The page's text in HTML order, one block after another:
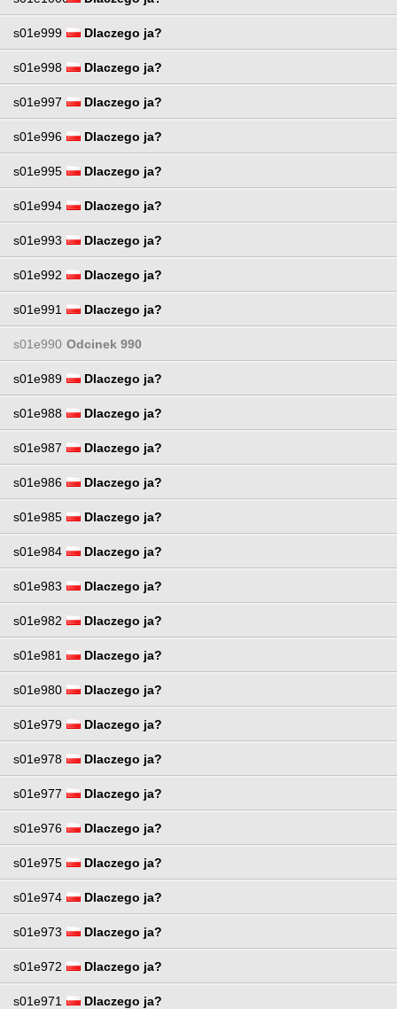
s01e999 Dlaczego ja?
s01e998 Dlaczego ja?
s01e997 Dlaczego ja?
s01e996 Dlaczego ja?
s01e995 Dlaczego ja?
s01e994 Dlaczego ja?
s01e993 Dlaczego ja?
s01e992 Dlaczego ja?
s01e991 Dlaczego ja?
s01e990 Odcinek 990
s01e989 Dlaczego ja?
s01e988 Dlaczego ja?
s01e987 Dlaczego ja?
s01e986 Dlaczego ja?
s01e985 Dlaczego ja?
s01e984 Dlaczego ja?
s01e983 Dlaczego ja?
s01e982 Dlaczego ja?
s01e981 Dlaczego ja?
s01e980 Dlaczego ja?
s01e979 Dlaczego ja?
s01e978 Dlaczego ja?
s01e977 Dlaczego ja?
s01e976 Dlaczego ja?
s01e975 Dlaczego ja?
s01e974 Dlaczego ja?
s01e973 Dlaczego ja?
s01e972 Dlaczego ja?
s01e971 Dlaczego ja?